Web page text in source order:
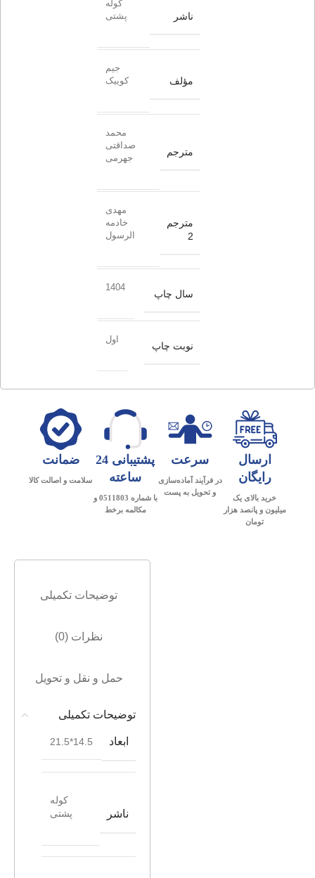
ناشر
کوله
پشتی
مؤلف
جیم
کوییک
مترجم
محمد
صداقتی
جهرمی
مترجم
2
مهدی
خادمه
الرسول
سال چاپ
1404
نوبت چاپ
اول
ارسال
رایگان
خرید بالای یک
میلیون و پانصد هزار
تومان
سرعت
در فرآیند آماده‌سازی
و تحویل به پست
پشتیبانی 24
ساعته
با شماره 0511803 و
مکالمه برخط
ضمانت
سلامت و اصالت کالا
توضیحات تکمیلی
نظرات (0)
حمل و نقل و تحویل
توضیحات تکمیلی
ابعاد 14.5*21.5
ناشر
کوله
پشتی